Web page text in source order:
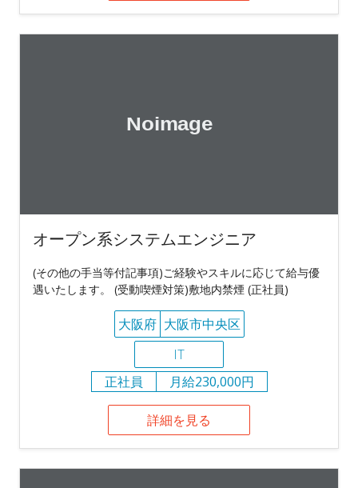
オープン系システムエンジニア
(その他の手当等付記事項)ご経験やスキルに応じて給与優
遇いたします。 (受動喫煙対策)敷地内禁煙 (正社員)
大阪府 大阪市中央区
IT
正社員
月給230,000円
詳細を見る